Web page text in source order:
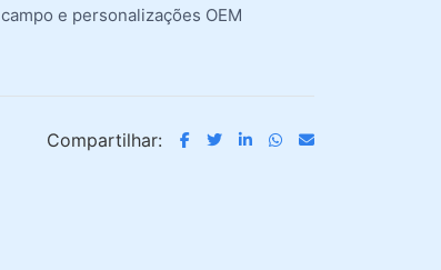
campo e personalizações OEM
Compartilhar: